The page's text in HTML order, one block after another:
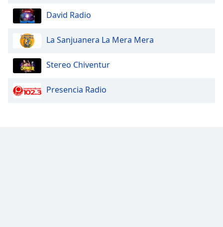
David Radio
La Sanjuanera La Mera Mera
Stereo Chiventur
Presencia Radio